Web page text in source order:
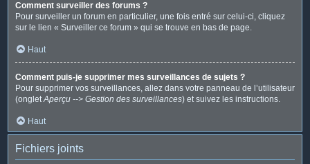
Comment surveiller des forums ?
Pour surveiller un forum en particulier, une fois entré sur celui-ci, cliquez
sur le lien « Surveiller ce forum » qui se trouve en bas de page.
Haut
Comment puis-je supprimer mes surveillances de sujets ?
Pour supprimer vos surveillances, allez dans votre panneau de l’utilisateur
(ongletAperçu --> Gestion des surveillances) et suivez les instructions.
Haut
Fichiers joints